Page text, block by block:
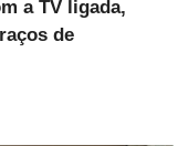
a TV ligada,
de